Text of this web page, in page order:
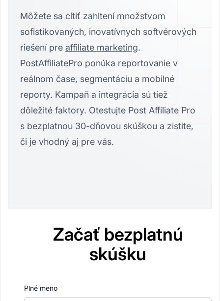
Môžete sa cítiť zahltení množstvom
sofistikovaných, inovatívnych softvérových
riešení pre affiliate marketing.
PostAffiliatePro ponúka reportovanie v
reálnom čase, segmentáciu a mobilné
reporty. Kampaň a integrácia sú tiež
dôležité faktory. Otestujte Post Affiliate Pro
s bezplatnou 30-dňovou skúškou a zistite,
či je vhodný aj pre vás.
Začať bezplatnú
skúšku
Plné meno